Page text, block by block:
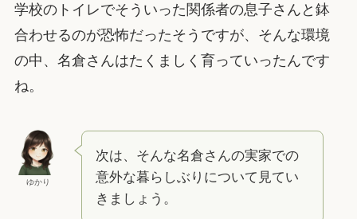
学校のトイレでそういった関係者の息子さんと鉢
合わせるのが恐怖だったそうですが、そんな環境
の中、名倉さんはたくましく育っていったんです
ね。
ゆかり
次は、そんな名倉さんの実家での
意外な暮らしぶりについて見てい
きましょう。